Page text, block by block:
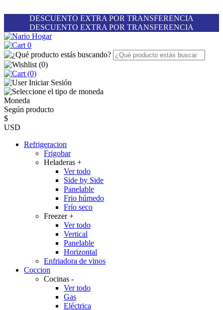
DESCUENTO EXTRA POR TRANSFERENCIA
DESCUENTO EXTRA POR TRANSFERENCIA
0
(0)
(0)
Iniciar Sesión
Moneda
Según producto
$
USD
Refrigeracion
Frigobar
Heladeras +
Ver todo
Side by Side
Panelable
Frio húmedo
Frío seco
Freezer+
Ver todo
Vertical
Panelable
Horizontal
Enfriadora de vinos
Coccion
Cocinas -
Ver todo
Gas
Eléctrica